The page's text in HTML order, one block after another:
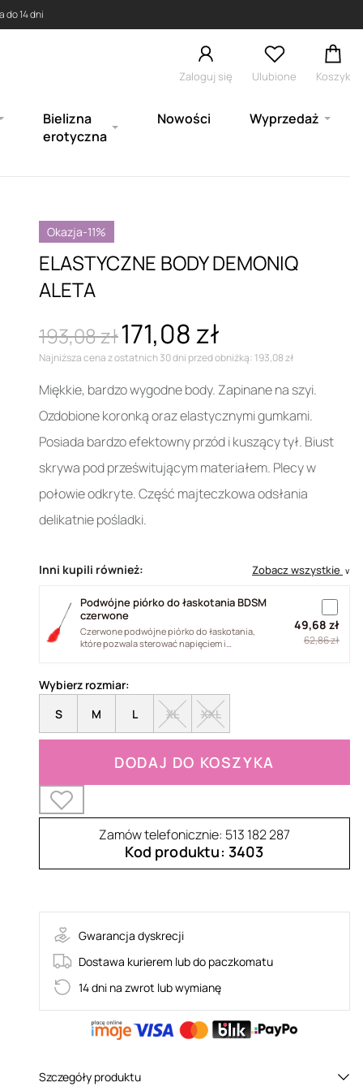
do 14 dni
Zaloguj się Ulubione Koszyk
Bielizna
erotyczna
Nowości Wyprzedaż
Okazja-11%
ELASTYCZNE BODY DEMONIQ
ALETA
193,08 zł171,08 zł
Najniższa cena z ostatnich 30 dni przed obniżką: 193,08 zł
Miękkie, bardzo wygodne body. Zapinane na szyi.
Ozdobione koronką oraz elastycznymi gumkami.
Posiada bardzo efektowny przód i kuszący tył. Biust
skrywa pod prześwitującym materiałem. Plecy w
połowie odkryte. Część majteczkowa odsłania
delikatnie pośladki.
Inni kupili również: Zobacz wszystkie ∨
Podwójne piórko do łaskotania BDSM
czerwone
Czerwone podwójne piórko do łaskotania,
które pozwala sterować napięciem i
49,68 zł
62,86 zł
Wybierz rozmiar:
S
M L XL XXL
DODAJ DO KOSZYKA
Zamów telefonicznie: 513 182 287
Kod produktu: 3403
Gwarancja dyskrecji
Dostawa kurierem lub do paczkomatu
14 dni na zwrot lub wymianę
Szczegóły produktu